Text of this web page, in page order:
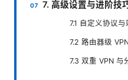
7. 高级设置与进阶技
7.1 自定义协议与
7.2 路由器级
7.3 双重 VPN 与